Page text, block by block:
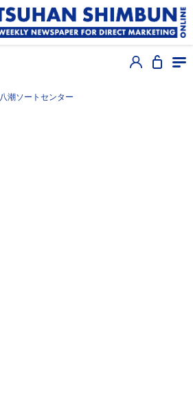
八潮ソートセンター